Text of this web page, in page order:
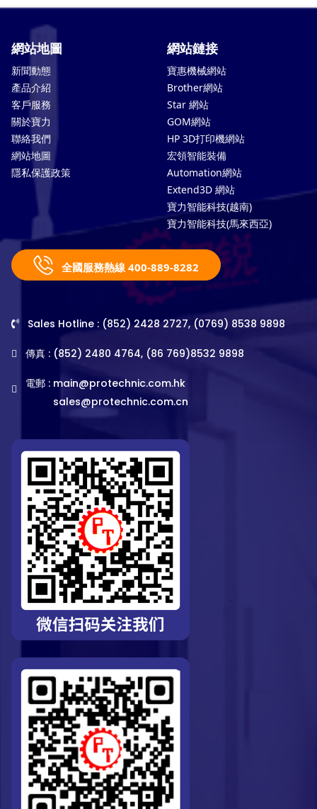
網站地圖
新聞動態
產品介紹
客戶服務
關於寶力
聯絡我們
網站地圖
隱私保護政策
網站鏈接
寶惠機械網站
Brother網站
Star 網站
GOM網站
HP 3D打印機網站
宏領智能裝備
Automation網站
Extend3D 網站
寶力智能科技(越南)
寶力智能科技(馬來西亞)
全國服務熱線 400-889-8282
Sales Hotline : (852) 2428 2727, (0769) 8538 9898
傳真 : (852) 2480 4764, (86 769)8532 9898
電郵 : main@protechnic.com.hk
sales@protechnic.com.cn